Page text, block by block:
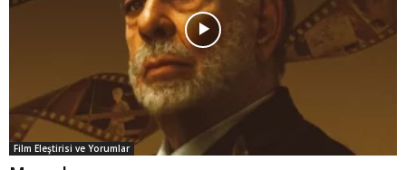
Film Eleştirisi ve Yorumlar